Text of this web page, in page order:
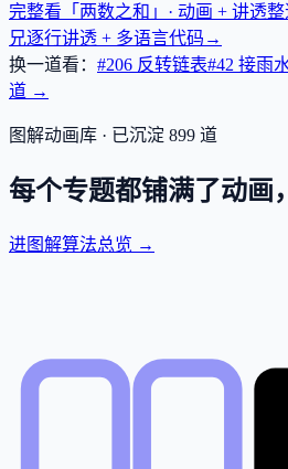
完整看「两数之和」· 动画 + 讲透整
兄逐行讲透 + 多语言代码 →
换一道看： #206 反转链表#42 接雨
道 →
图解动画库 · 已沉淀 899 道
每个专题都铺满了动画
进图解算法总览 →